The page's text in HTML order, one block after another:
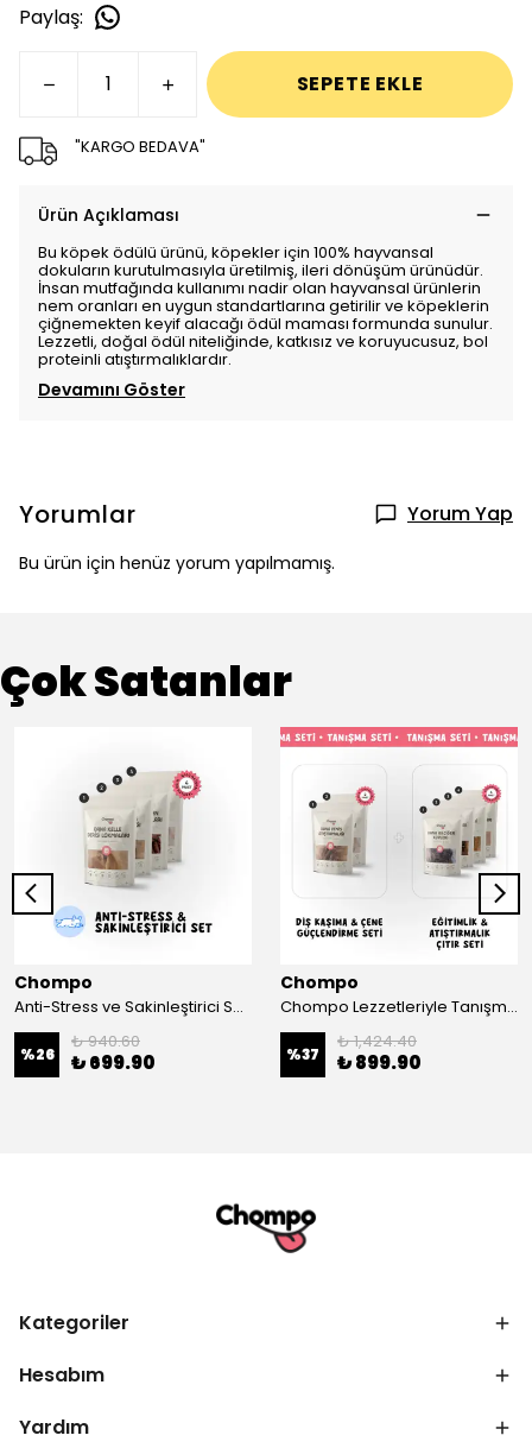
Paylaş:
SEPETE EKLE
"KARGO BEDAVA"
Ürün Açıklaması
Bu köpek ödülü ürünü, köpekler için 100% hayvansal
dokuların kurutulmasıyla üretilmiş, ileri dönüşüm ürünüdür.
İnsan mutfağında kullanımı nadir olan hayvansal ürünlerin
nem oranları en uygun standartlarına getirilir ve köpeklerin
çiğnemekten keyif alacağı ödül maması formunda sunulur.
Lezzetli, doğal ödül niteliğinde, katkısız ve koruyucusuz, bol
proteinli atıştırmalıklardır.
Devamını Göster
Yorumlar Yorum Yap
Bu ürün için henüz yorum yapılmamış.
Çok Satanlar
Chompo
Anti-Stress ve Sakinleştirici Set 4'lü
%26
₺ 940.60
₺ 699.90
Chompo
Chompo Lezzetleriyle Tanışma Seti
%37
₺ 1,424.40
₺ 899.90
Kategoriler
Hesabım
Yardım